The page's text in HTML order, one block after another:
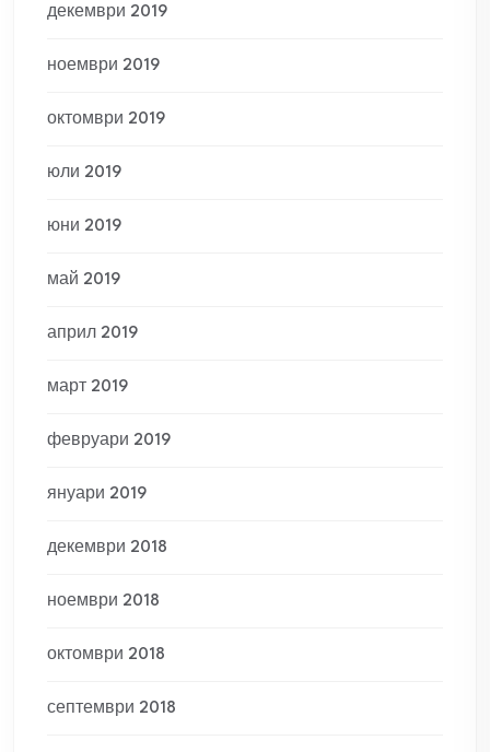
декември 2019
ноември 2019
октомври 2019
юли 2019
юни 2019
май 2019
април 2019
март 2019
февруари 2019
януари 2019
декември 2018
ноември 2018
октомври 2018
септември 2018